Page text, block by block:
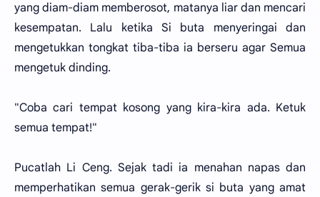
yang diam-diam memberosot, matanya liar dan mencari
kesempatan. Lalu ketika Si buta menyeringai dan
mengetukkan tongkat tiba-tiba ia berseru agar Semua
mengetuk dinding.
"Coba cari tempat kosong yang kira-kira ada. Ketuk
semua tempat!"
Pucatlah Li Ceng. Sejak tadi ia menahan napas dan
memperhatikan semua gerak-gerik si buta yang amat